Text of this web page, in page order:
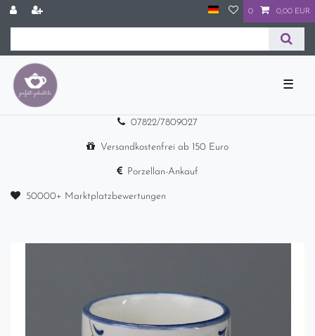
0 0,00 EUR
☰
07822/7809027
Versandkostenfrei ab 150 Euro
Porzellan-Ankauf
50000+ Marktplatzbewertungen